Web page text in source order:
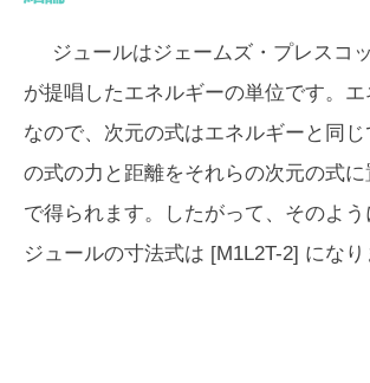
ジュールはジェームズ・プレスコ
が提唱したエネルギーの単位です。
なので、次元の式はエネルギーと同
の式の力と距離をそれらの次元の式に
で得られます。したがって、そのよ
ジュールの寸法式は [M1L2T-2] になり